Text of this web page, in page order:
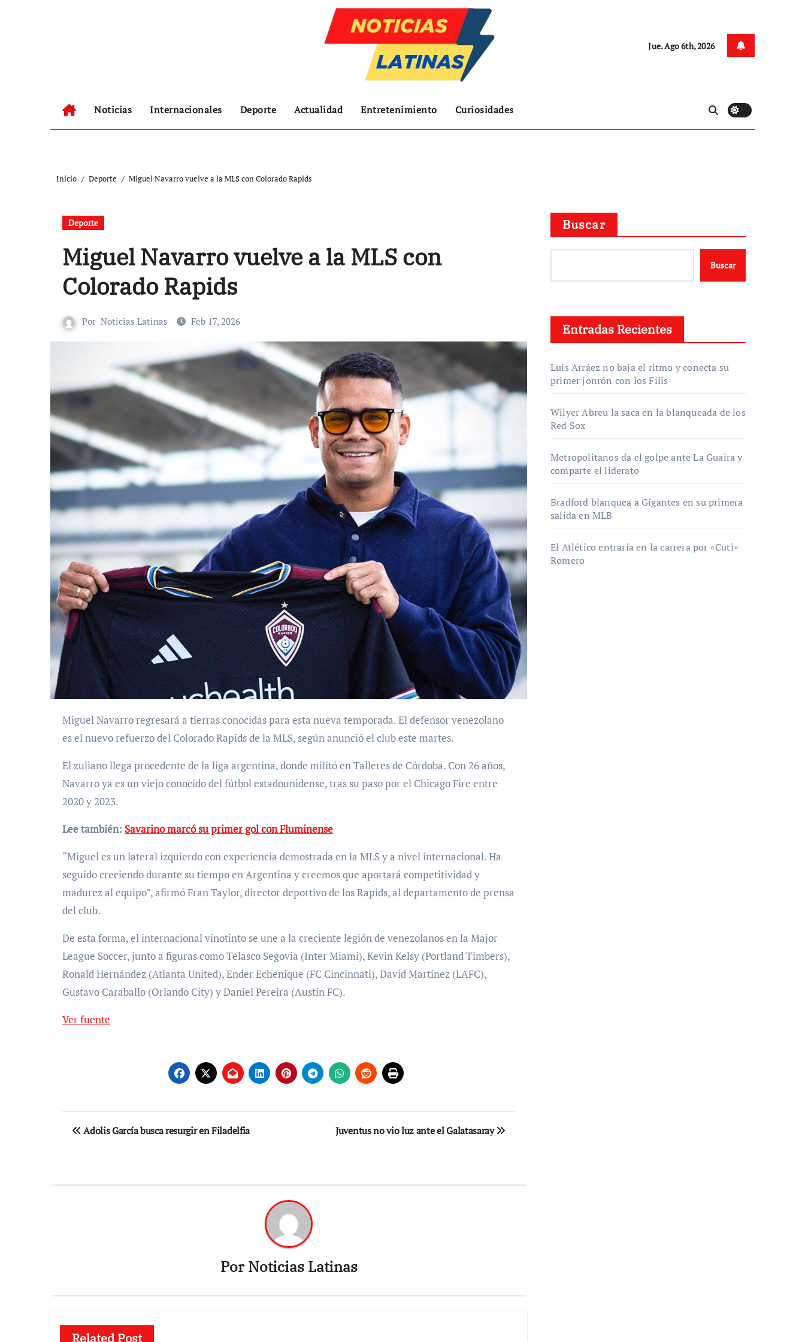
Jue. Ago 6th, 2026
Noticias Internacionales Deporte Actualidad Entretenimiento Curiosidades
Inicio Deporte Miguel Navarro vuelve a la MLS con Colorado Rapids
Deporte
Miguel Navarro vuelve a la MLS con
Colorado Rapids
Por Noticias Latinas Feb 17, 2026
Miguel Navarro regresará a tierras conocidas para esta nueva temporada. El defensor venezolano
es el nuevo refuerzo del Colorado Rapids de la MLS, según anunció el club este martes.
El zuliano llega procedente de la liga argentina, donde militó en Talleres de Córdoba. Con 26 años,
Navarro ya es un viejo conocido del fútbol estadounidense, tras su paso por el Chicago Fire entre
2020 y 2023.
Lee también: Savarino marcó su primer gol con Fluminense
“Miguel es un lateral izquierdo con experiencia demostrada en la MLS y a nivel internacional. Ha
seguido creciendo durante su tiempo en Argentina y creemos que aportará competitividad y
madurez al equipo”, afirmó Fran Taylor, director deportivo de los Rapids, al departamento de prensa
del club.
De esta forma, el internacional vinotinto se une a la creciente legión de venezolanos en la Major
League Soccer, junto a figuras como Telasco Segovia (Inter Miami), Kevin Kelsy (Portland Timbers),
Ronald Hernández (Atlanta United), Ender Echenique (FC Cincinnati), David Martínez (LAFC),
Gustavo Caraballo (Orlando City) y Daniel Pereira (Austin FC).
Ver fuente
Navegación
Adolis García busca resurgir en Filadelfia Juventus no vio luz ante el Galatasaray
PorNoticias Latinas
Related Post
Buscar
Buscar
Entradas Recientes
Luis Arráez no baja el ritmo y conecta su
primer jonrón con los Filis
Wilyer Abreu la saca en la blanqueada de los
Red Sox
Metropolitanos da el golpe ante La Guaira y
comparte el liderato
Bradford blanquea a Gigantes en su primera
salida en MLB
El Atlético entraría en la carrera por «Cuti»
Romero